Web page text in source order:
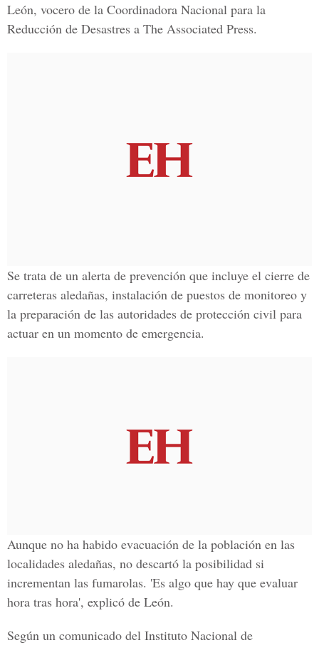
León, vocero de la Coordinadora Nacional para la
Reducción de Desastres a The Associated Press.
Se trata de un alerta de prevención que incluye el cierre de
carreteras aledañas, instalación de puestos de monitoreo y
la preparación de las autoridades de protección civil para
actuar en un momento de emergencia.
Aunque no ha habido evacuación de la población en las
localidades aledañas, no descartó la posibilidad si
incrementan las fumarolas. 'Es algo que hay que evaluar
hora tras hora', explicó de León.
Según un comunicado del Instituto Nacional de